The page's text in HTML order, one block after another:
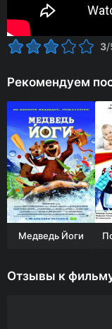
3/
Рекомендуем
Медведь Йоги
Отзывы к